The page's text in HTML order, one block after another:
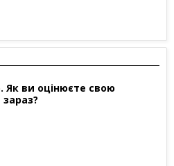
Як ви оцінюєте свою
зараз?